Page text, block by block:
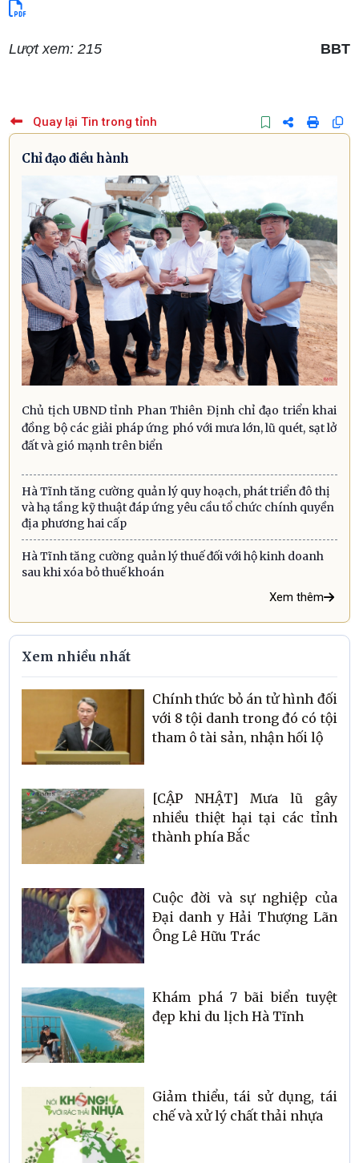
Lượt xem: 215 BBT
Quay lại Tin trong tỉnh
Chỉ đạo điều hành
Chủ tịch UBND tỉnh Phan Thiên Định chỉ đạo triển khai
đồng bộ các giải pháp ứng phó với mưa lớn, lũ quét, sạt lở
đất và gió mạnh trên biển
Hà Tĩnh tăng cường quản lý quy hoạch, phát triển đô thị
và hạ tầng kỹ thuật đáp ứng yêu cầu tổ chức chính quyền
địa phương hai cấp
Hà Tĩnh tăng cường quản lý thuế đối với hộ kinh doanh
sau khi xóa bỏ thuế khoán
Xem thêm
Xem nhiều nhất
Chính thức bỏ án tử hình đối
với 8 tội danh trong đó có tội
tham ô tài sản, nhận hối lộ
[CẬP NHẬT] Mưa lũ gây
nhiều thiệt hại tại các tỉnh
thành phía Bắc
Cuộc đời và sự nghiệp của
Đại danh y Hải Thượng Lãn
Ông Lê Hữu Trác
Khám phá 7 bãi biển tuyệt
đẹp khi du lịch Hà Tĩnh
Giảm thiểu, tái sử dụng, tái
chế và xử lý chất thải nhựa